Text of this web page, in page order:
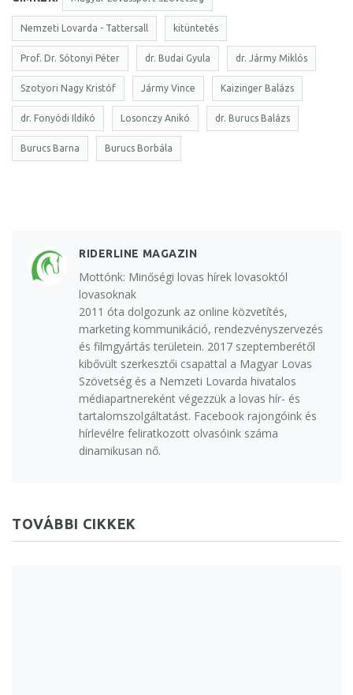
Nemzeti Lovarda - Tattersall kitüntetés
Prof. Dr. Sótonyi Péter dr. Budai Gyula dr. Jármy Miklós
Szotyori Nagy Kristóf Jármy Vince Kaizinger Balázs
dr. Fonyódi Ildikó Losonczy Anikó dr. Burucs Balázs
Burucs Barna Burucs Borbála
RIDERLINE MAGAZIN
Mottónk: Minőségi lovas hírek lovasoktól
lovasoknak
2011 óta dolgozunk az online közvetítés,
marketing kommunikáció, rendezvényszervezés
és filmgyártás területein. 2017 szeptemberétől
kibővült szerkesztői csapattal a Magyar Lovas
Szövetség és a Nemzeti Lovarda hivatalos
médiapartnereként végezzük a lovas hír- és
tartalomszolgáltatást. Facebook rajongóink és
hírlevélre feliratkozott olvasóink száma
dinamikusan nő.
TOVÁBBI CIKKEK